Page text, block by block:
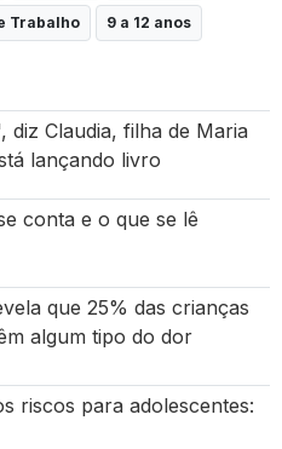
Trabalho 9 a 12 anos
diz Claudia, filha de Maria
lançando livro
conta e o que se lê
que 25% das crianças
algum tipo do dor
riscos para adolescentes: